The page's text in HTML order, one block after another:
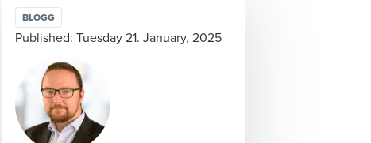
BLOGG
Published: Tuesday 21. January, 2025